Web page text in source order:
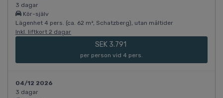
3 dagar
Kör-själv
Lägenhet 4 pers. (ca. 62 m², Schatzberg), utan måltider
Inkl. liftkort 2 dagar
SEK 3.791
per person vid 4 pers.
04/12 2026
3 dagar